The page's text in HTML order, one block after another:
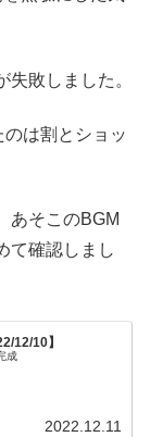
敗しました。
は割とショッ
あそこのBGM
て確認しまし
12/10】
成
2022.12.11